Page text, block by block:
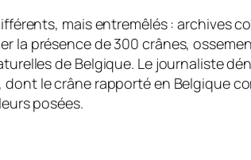
mais entremêlés : archives
la présence de 300 crânes,
de Belgique. Le journaliste
le crâne rapporté en Belgique
posées.